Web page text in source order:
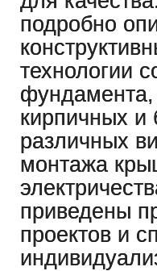
подробно
технологии
фундамента,
кирпичных и
различных
монтажа
приведены
проектов и